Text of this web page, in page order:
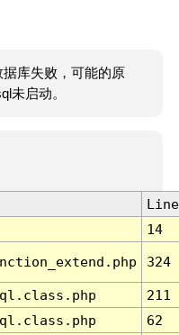
库失败，可能的原
未启动。
Line
14
324
211
62